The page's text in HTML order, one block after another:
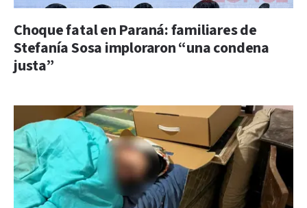
Choque fatal en Paraná: familiares de
Stefanía Sosa imploraron “una condena
justa”